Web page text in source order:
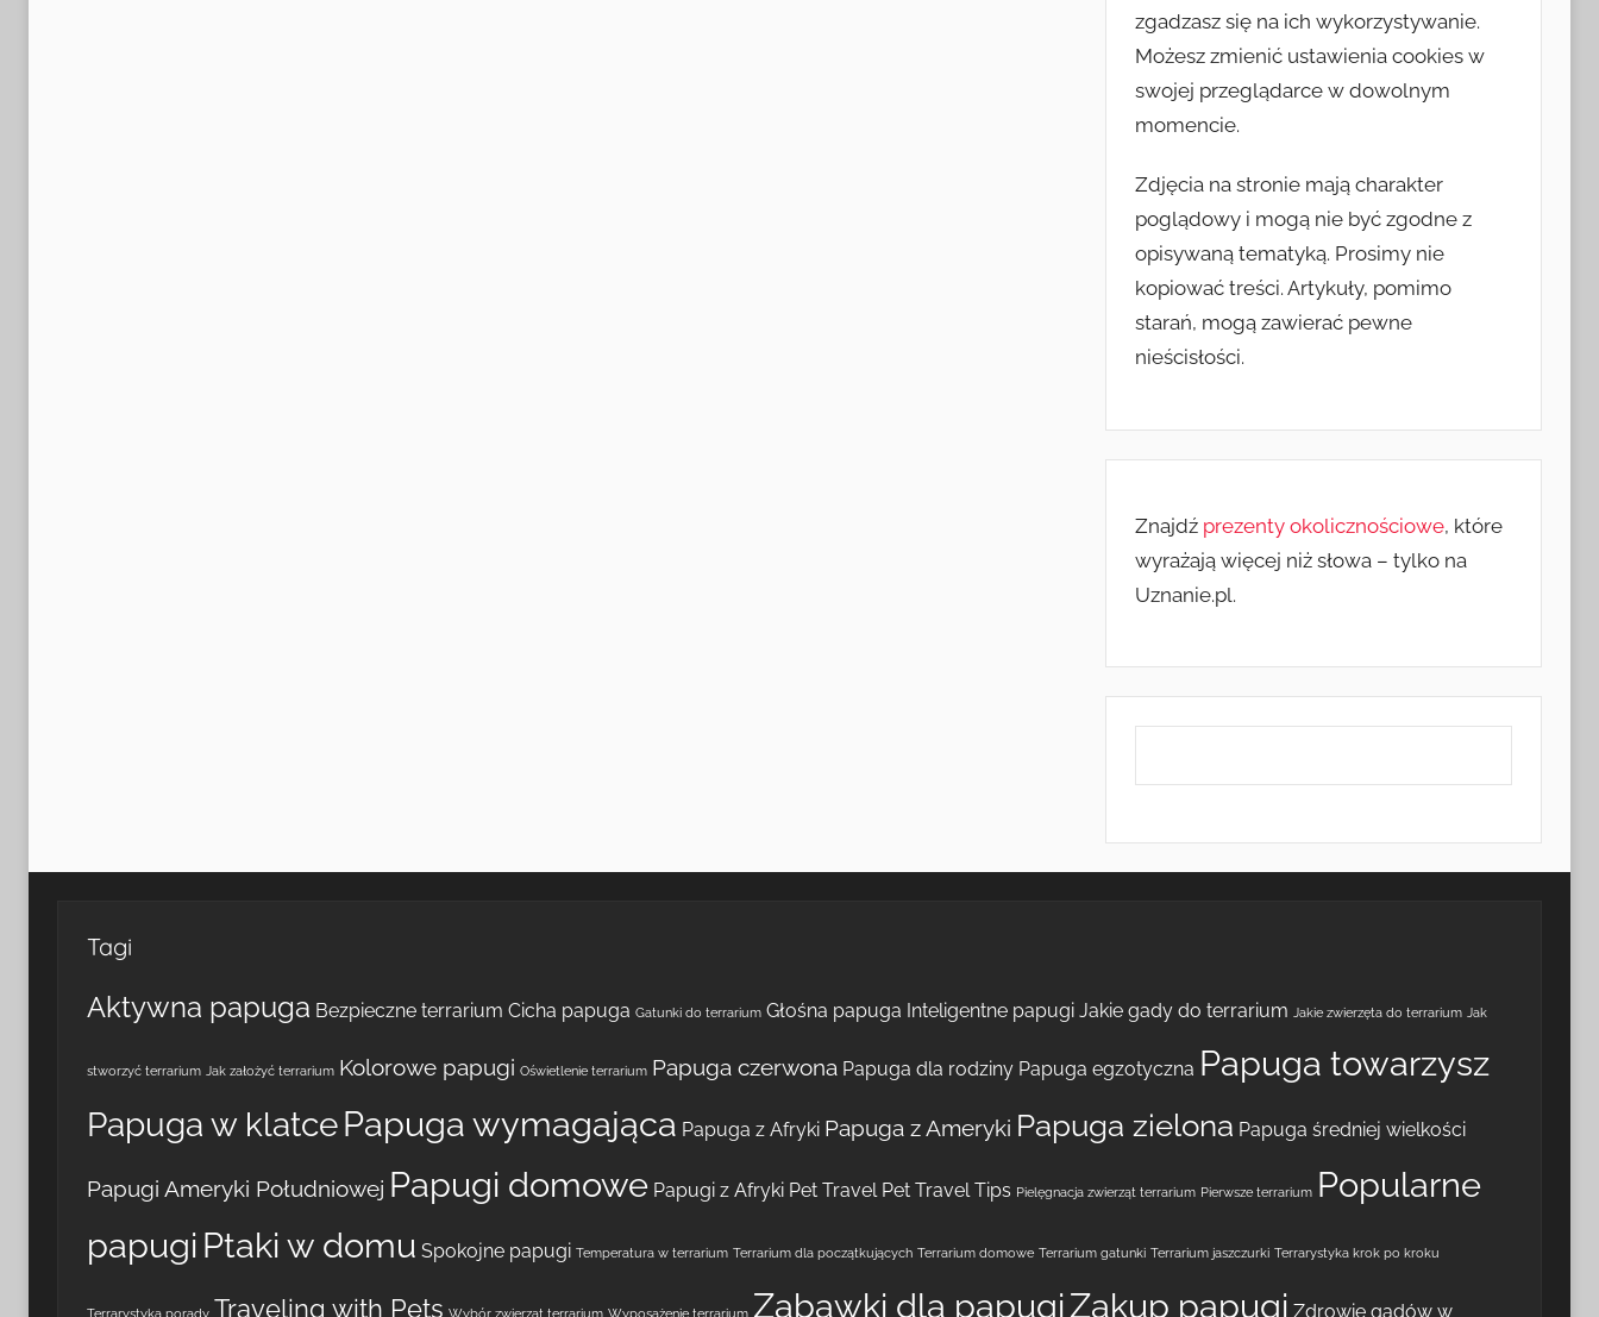
zgadzasz się na ich wykorzystywanie.
Możesz zmienić ustawienia cookies w
swojej przeglądarce w dowolnym
momencie.
Zdjęcia na stronie mają charakter
poglądowy i mogą nie być zgodne z
opisywaną tematyką. Prosimy nie
kopiować treści. Artykuły, pomimo
starań, mogą zawierać pewne
nieścisłości.
Znajdź prezenty okolicznościowe, które
wyrażają więcej niż słowa – tylko na
Uznanie.pl.
Tagi
Aktywna papuga Bezpieczne terrarium Cicha papuga Gatunki do terrarium Głośna papuga Inteligentne papugi Jakie gady do terrarium Jakie zwierzęta do terrarium Jak
stworzyć terrarium Jak założyć terrarium Kolorowe papugi Oświetlenie terrarium Papuga czerwona Papuga dla rodziny Papuga egzotyczna Papuga towarzysz
Papuga w klatcePapuga wymagająca Papuga z Afryki Papuga z Ameryki Papuga zielona Papuga średniej wielkości
Papugi Ameryki Południowej Papugi domowe Papugi z Afryki Pet Travel Pet Travel Tips Pielęgnacja zwierząt terrarium Pierwsze terrarium Popularne
papugi Ptaki w domu Spokojne papugi Temperatura w terrarium Terrarium dla początkujących Terrarium domowe Terrarium gatunki Terrarium jaszczurki Terrarystyka krok po kroku
Terrarystyka porady Traveling with Pets Wybór zwierząt terrarium Wyposażenie terrarium Zabawki dla papugiZakup papugi Zdrowie gadów w